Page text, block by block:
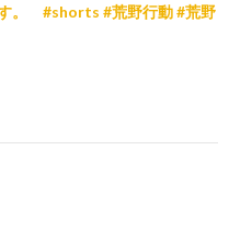
。 #shorts #荒野行動 #荒野